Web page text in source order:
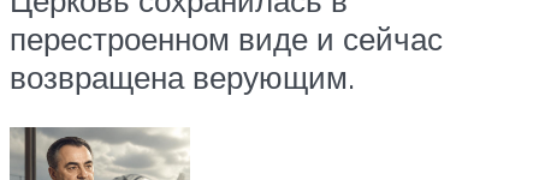
перестроенном виде и сейчас
возвращена верующим.